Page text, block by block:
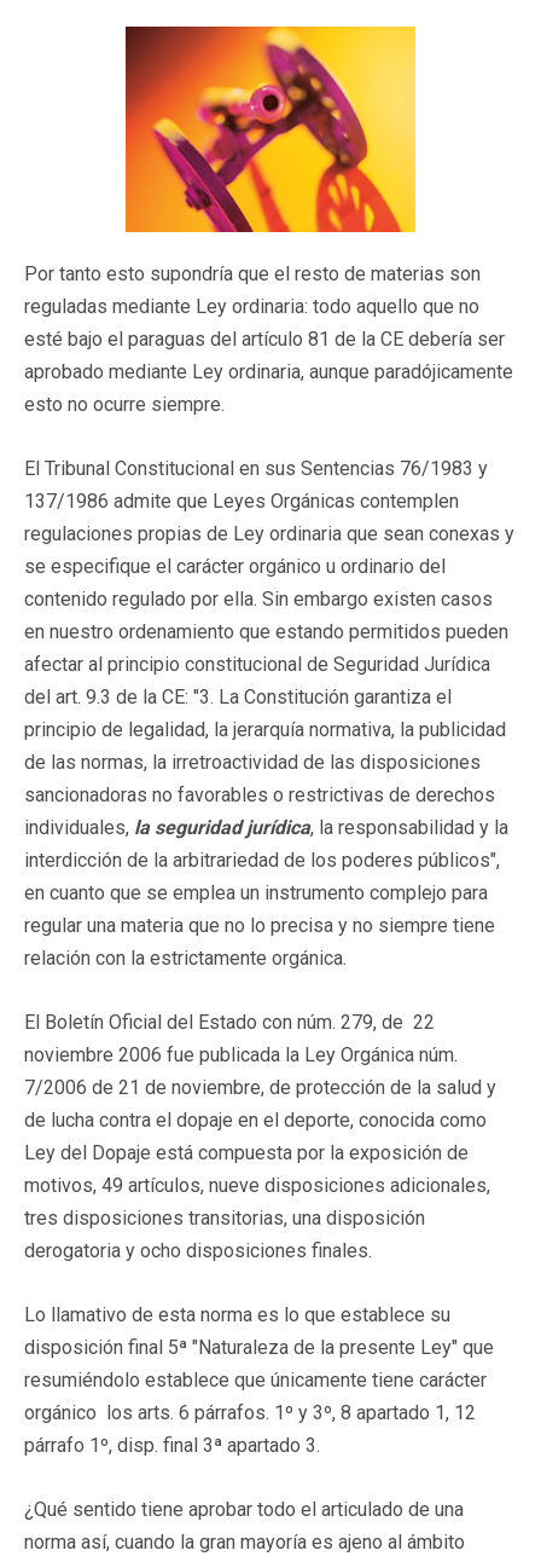
Por tanto esto supondría que el resto de materias son
reguladas mediante Ley ordinaria: todo aquello que no
esté bajo el paraguas del artículo 81 de la CE debería ser
aprobado mediante Ley ordinaria, aunque paradójicamente
esto no ocurre siempre.
El Tribunal Constitucional en sus Sentencias 76/1983 y
137/1986 admite que Leyes Orgánicas contemplen
regulaciones propias de Ley ordinaria que sean conexas y
se especifique el carácter orgánico u ordinario del
contenido regulado por ella. Sin embargo existen casos
en nuestro ordenamiento que estando permitidos pueden
afectar al principio constitucional de Seguridad Jurídica
del art. 9.3 de la CE: "3. La Constitución garantiza el
principio de legalidad, la jerarquía normativa, la publicidad
de las normas, la irretroactividad de las disposiciones
sancionadoras no favorables o restrictivas de derechos
individuales, la seguridad jurídica, la responsabilidad y la
interdicción de la arbitrariedad de los poderes públicos",
en cuanto que se emplea un instrumento complejo para
regular una materia que no lo precisa y no siempre tiene
relación con la estrictamente orgánica.
El Boletín Oficial del Estado con núm. 279, de 22
noviembre 2006 fue publicada la Ley Orgánica núm.
7/2006 de 21 de noviembre, de protección de la salud y
de lucha contra el dopaje en el deporte, conocida como
Ley del Dopaje está compuesta por la exposición de
motivos, 49 artículos, nueve disposiciones adicionales,
tres disposiciones transitorias, una disposición
derogatoria y ocho disposiciones finales.
Lo llamativo de esta norma es lo que establece su
disposición final 5ª "Naturaleza de la presente Ley" que
resumiéndolo establece que únicamente tiene carácter
orgánico los arts. 6 párrafos. 1º y 3º, 8 apartado 1, 12
párrafo 1º, disp. final 3ª apartado 3.
¿Qué sentido tiene aprobar todo el articulado de una
norma así, cuando la gran mayoría es ajeno al ámbito